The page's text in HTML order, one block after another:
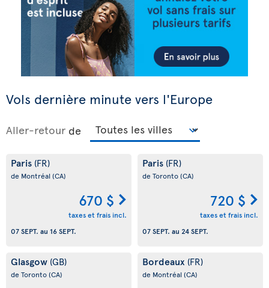
Vols dernière minute vers l'Europe
Aller-retour de
Paris (FR)
de Montréal (CA)
670 $
taxes et frais incl.
07 SEPT. au 16 SEPT.
Paris (FR)
de Toronto(CA)
720 $
taxes et frais incl.
07 SEPT. au 24 SEPT.
Glasgow (GB)
de Toronto(CA)
Bordeaux (FR)
de Montréal (CA)